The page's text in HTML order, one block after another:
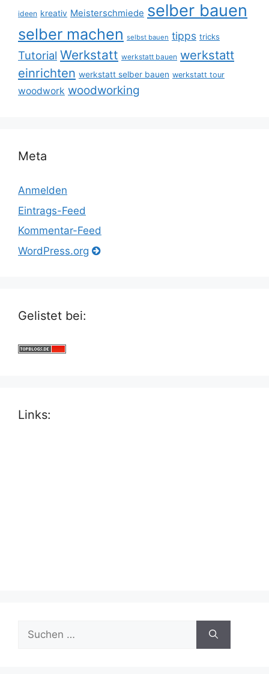
ideen kreativ Meisterschmiede selber bauen
selber machen selbst bauen tipps tricks
Tutorial Werkstatt werkstatt bauen werkstatt
einrichten werkstatt selber bauen werkstatt tour
woodwork woodworking
Meta
Anmelden
Eintrags-Feed
Kommentar-Feed
WordPress.org
Gelistet bei:
Links:
Suche
nach: